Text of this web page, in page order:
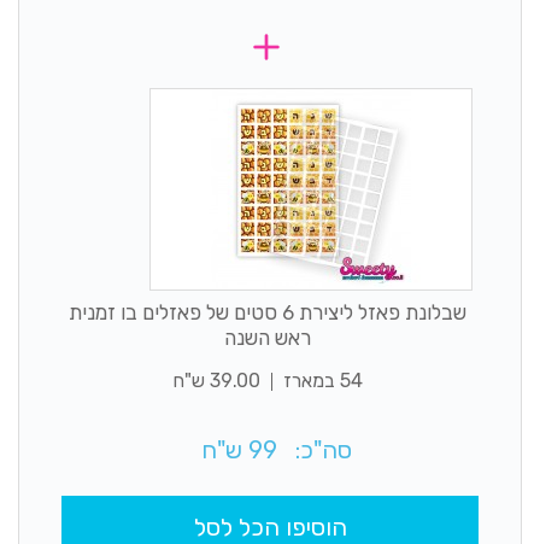
שבלונת פאזל ליצירת 6 סטים של פאזלים בו זמנית
ראש השנה
54 במארז 39.00 ש"ח
סה"כ: 99 ש"ח
הוסיפו הכל לסל